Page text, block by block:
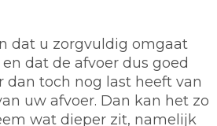
dat u zorgvuldig omgaat
dat de afvoer dus goed
dan toch nog last heeft van
uw afvoer. Dan kan het zo
wat dieper zit, namelijk